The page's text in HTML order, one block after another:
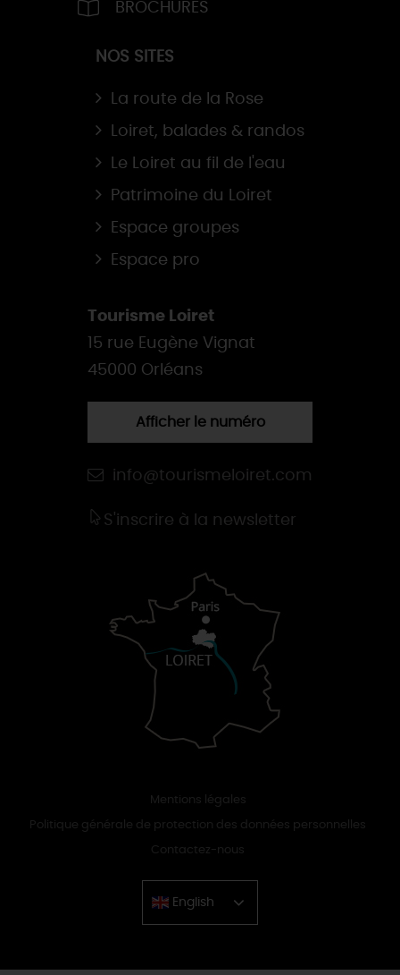
BROCHURES
NOS SITES
La route de la Rose
Loiret, balades & randos
Le Loiret au fil de l'eau
Patrimoine du Loiret
Espace groupes
Espace pro
Tourisme Loiret
15 rue Eugène Vignat
45000 Orléans
Afficher le numéro
info@tourismeloiret.com
S'inscrire à la newsletter
Mentions légales
Politique générale de protection des données personnelles
Contactez-nous
English
Chinese